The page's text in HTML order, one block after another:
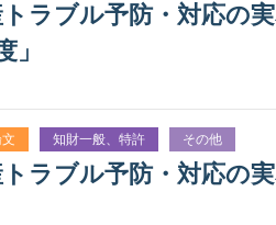
ラブル予防・対応の
」
知財一般、特許 その他
ラブル予防・対応の